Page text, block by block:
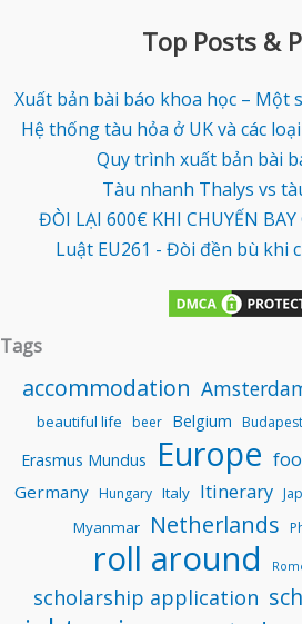
Top Posts &
Xuất bản bài báo khoa học – Một
Hệ thống tàu hỏa ở UK và các
Quy trình xuất bản bài
Tàu nhanh Thalys vs
ĐÒI LẠI 600€ KHI CHUYẾN BAY
Luật EU261 - Đòi đền bù khi
Tags
accommodation
beautiful life beer Belgium Budapest
Erasmus Mundus Europe
Germany Hungary Italy Itinerary
Myanmar Netherlands
roll around
scholarship application